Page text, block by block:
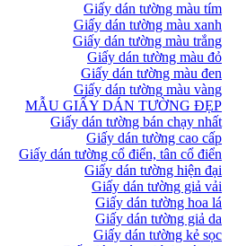
Giấy dán tường màu tím
Giấy dán tường màu xanh
Giấy dán tường màu trắng
Giấy dán tường màu đỏ
Giấy dán tường màu đen
Giấy dán tường màu vàng
MẪU GIẤY DÁN TƯỜNG ĐẸP
Giấy dán tường bán chạy nhất
Giấy dán tường cao cấp
Giấy dán tường cổ điển, tân cổ điển
Giấy dán tường hiện đại
Giấy dán tường giả vải
Giấy dán tường hoa lá
Giấy dán tường giả da
Giấy dán tường kẻ sọc